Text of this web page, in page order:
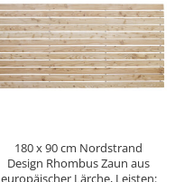
180 x 90 cm Nordstrand
Design Rhombus Zaun aus
europäischer Lärche, Leisten: